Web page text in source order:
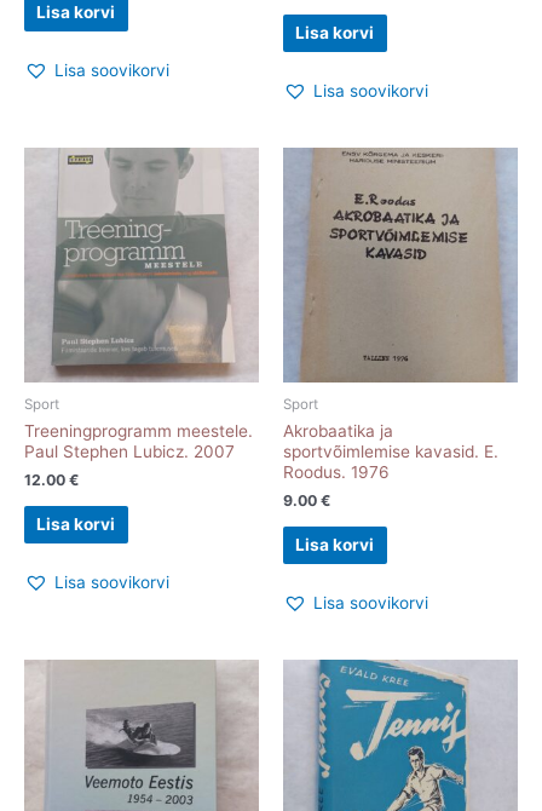
Lisa korvi
Lisa soovikorvi
Lisa korvi
Lisa soovikorvi
Sport
Treeningprogramm meestele.
Paul Stephen Lubicz. 2007
12.00 €
Lisa korvi
Lisa soovikorvi
Sport
Akrobaatika ja
sportvõimlemise kavasid. E.
Roodus. 1976
9.00 €
Lisa korvi
Lisa soovikorvi